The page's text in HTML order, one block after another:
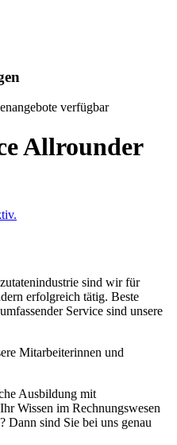
verfügbar
Allrounder
sind wir für
erfolgreich tätig. Beste
Service sind unsere
Mitarbeiterinnen und
Ausbildung mit
Wissen im Rechnungswesen
Dann sind Sie bei uns genau